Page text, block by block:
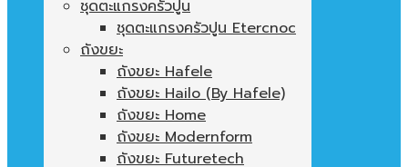
ชุดตะแกรงครัวปูน
ชุดตะแกรงครัวปูน Etercnoc
ถังขยะ
ถังขยะ Hafele
ถังขยะ Hailo (By Hafele)
ถังขยะ Home
ถังขยะ Modernform
ถังขยะ Futuretech